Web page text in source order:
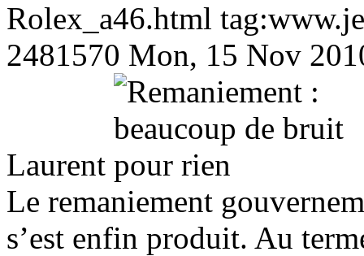
Rolex_a46.html
2481570 Mon, 15 Nov
Laurent
Le remaniement
s’est enfin produit. Au